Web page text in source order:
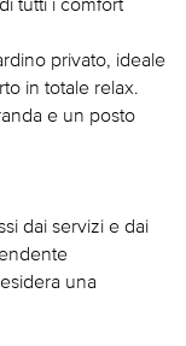
privato, ideale
in totale relax.
e un posto
dai servizi e dai
una